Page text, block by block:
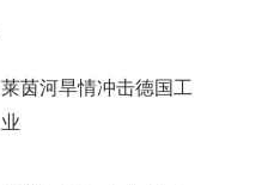
莱茵河旱情冲击德国工
业